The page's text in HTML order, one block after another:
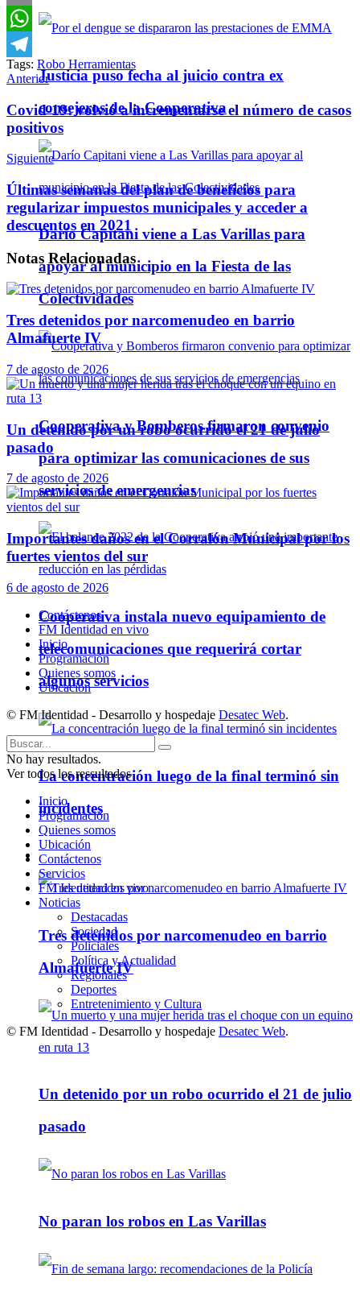
Justicia puso fecha al juicio contra ex
consejeros de la Cooperativa
Darío Capitani viene a Las Varillas para
apoyar al municipio en la Fiesta de las
Colectividades
Cooperativa y Bomberos firmaron convenio
para optimizar las comunicaciones de sus
servicios de emergencias
Cooperativa instala nuevo equipamiento de
telecomunicaciones que requerirá cortar
algunos servicios
La concentración luego de la final terminó sin
incidentes
Policiales
Tres detenidos por narcomenudeo en barrio
Almafuerte IV
Un detenido por un robo ocurrido el 21 de julio
pasado
No paran los robos en Las Varillas
Email
WhatsApp
Telegram
Tags: Robo Herramientas
Anterior
Covid-19: volvió a incrementarse el número de casos
positivos
Siguiente
Últimas semanas del plan de beneficios para
regularizar impuestos municipales y acceder a
descuentos en 2021
Notas Relacionadas
Tres detenidos por narcomenudeo en barrio
Almafuerte IV
7 de agosto de 2026
Un detenido por un robo ocurrido el 21 de julio
pasado
7 de agosto de 2026
Importantes daños en el Corralón Municipal por los
fuertes vientos del sur
6 de agosto de 2026
Contáctenos
FM Identidad en vivo
Inicio
Programación
Quienes somos
Ubicación
© FM Identidad - Desarrollo y hospedaje Desatec Web.
No hay resultados.
Ver todos los ressultados
Inicio
Programación
Quienes somos
Ubicación
Contáctenos
Servicios
FM Identidad en vivo
Noticias
Destacadas
Sociedad
Policiales
Política y Actualidad
Regionales
Deportes
Entretenimiento y Cultura
© FM Identidad - Desarrollo y hospedaje Desatec Web.